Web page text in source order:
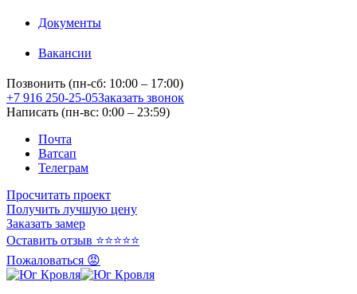
Документы
Вакансии
Позвонить (пн-сб: 10:00 – 17:00)
+7 916 250-25-05Заказать звонок
Написать (пн-вс: 0:00 – 23:59)
Почта
Ватсап
Телеграм
Просчитать проект
Получить лучшую цену
Заказать замер
Оставить отзыв ⭐⭐⭐⭐⭐
Пожаловаться 😡